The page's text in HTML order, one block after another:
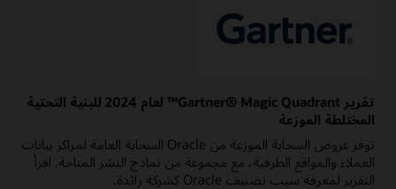
تقرير Gartner® Magic Quadrant™ لعام 2024 للبنية التحتية
المختلطة الموزعة
توفر عروض السحابة الموزعة من Oracle السحابة العامة لمراكز بيانات
العملاء والمواقع الطرفية، مع مجموعة من نماذج النشر المتاحة. اقرأ
التقرير لمعرفة سبب تصنيف Oracle كشركة رائدة.